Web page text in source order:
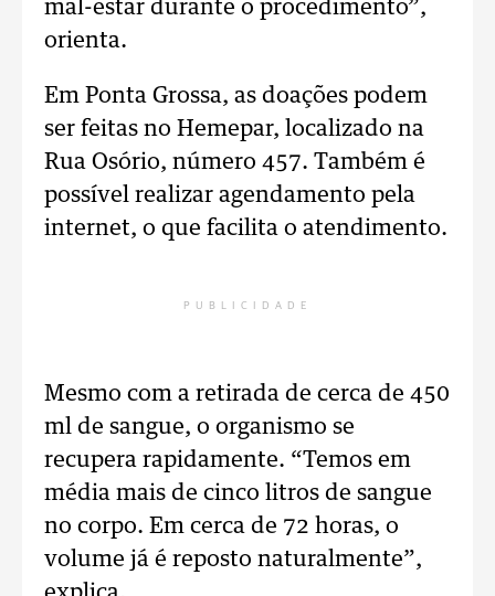
mal-estar durante o procedimento”,
orienta.
Em Ponta Grossa, as doações podem
ser feitas no Hemepar, localizado na
Rua Osório, número 457. Também é
possível realizar agendamento pela
internet, o que facilita o atendimento.
PUBLICIDADE
Mesmo com a retirada de cerca de 450
ml de sangue, o organismo se
recupera rapidamente. “Temos em
média mais de cinco litros de sangue
no corpo. Em cerca de 72 horas, o
volume já é reposto naturalmente”,